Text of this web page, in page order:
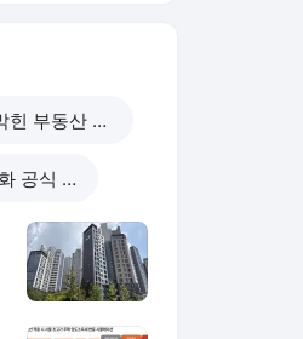
꽉 막힌 부동산 공급
美·日 엔화 공식 개입